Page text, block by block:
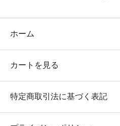
ホーム
カートを見る
特定商取引法に基づく表記